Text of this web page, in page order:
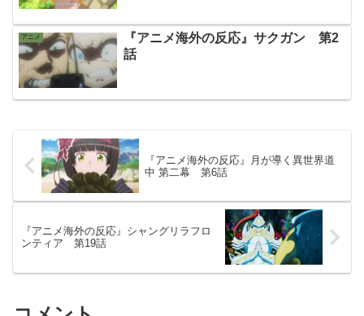
アニメ
『アニメ海外の反応』サクガン 第2
話
『アニメ海外の反応』月が導く異世界道
中 第二幕 第6話
『アニメ海外の反応』シャングリラフロ
ンティア 第19話